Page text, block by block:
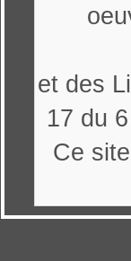
et des
17 du
Ce